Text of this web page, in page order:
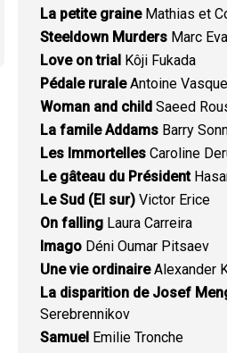
La petite graineMathias et
Steeldown Murders Marc
Love on trial Kôji Fukada
Pédale ruraleAntoine
Woman and child Saeed
La famile Addams Barry
Les Immortelles Caroline
Le gâteau du Président
Le Sud (El sur) Victor Erice
On falling Laura Carreira
Imago Déni Oumar Pitsaev
Une vie ordinaireAlexander
La disparition de Josef
Serebrennikov
Samuel Emilie Tronche